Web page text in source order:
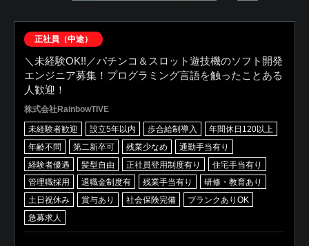
正社員（中途）
＼未経験OK!!／パチンコ＆スロット遊技機のソフト開発
エンジニア募集！プログラミング言語を触ったことある
人歓迎！
株式会社RainbowTIVE
未経験者歓迎 設立5年以内 歩合給制導入
年間休日120以上
年齢不問
第二新卒可 残業少なめ
通勤手当有り
経験者優遇
髪型自由 正社員登用制度有り
住宅手当有り
管理職採用
退職金制度有 残業手当有り
研修・教育あり
土日祝休み
賞与あり 社会保険完備
ブランクありOK
急募求人